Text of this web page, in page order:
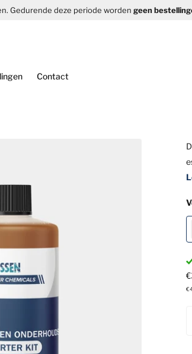
Gedurende deze periode worden geen
Contact